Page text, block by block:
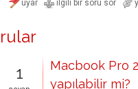
1
Macbook Pro
yapılabilir mi?